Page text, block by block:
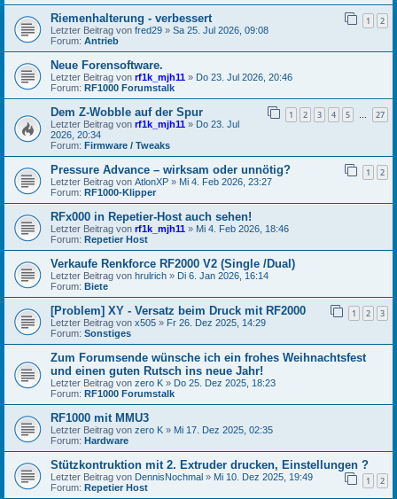
Riemenhalterung - verbessert 1 2
Letzter Beitrag von fred29 » Sa 25. Jul 2026, 09:08
Forum: Antrieb
Neue Forensoftware.
Letzter Beitrag von rf1k_mjh11 » Do 23. Jul 2026, 20:46
Forum: RF1000 Forumstalk
Dem Z-Wobble auf der Spur 1 2 3 4 5 … 27
Letzter Beitrag von rf1k_mjh11 » Do 23. Jul
2026, 20:34
Forum: Firmware / Tweaks
Pressure Advance – wirksam oder unnötig? 1 2
Letzter Beitrag von AtlonXP » Mi 4. Feb 2026, 23:27
Forum: RF1000-Klipper
RFx000 in Repetier-Host auch sehen!
Letzter Beitrag von rf1k_mjh11 » Mi 4. Feb 2026, 18:46
Forum: Repetier Host
Verkaufe Renkforce RF2000 V2 (Single /Dual)
Letzter Beitrag von hrulrich » Di 6. Jan 2026, 16:14
Forum: Biete
[Problem] XY - Versatz beim Druck mit RF2000 1 2 3
Letzter Beitrag von x505 » Fr 26. Dez 2025, 14:29
Forum: Sonstiges
Zum Forumsende wünsche ich ein frohes Weihnachtsfest
und einen guten Rutsch ins neue Jahr!
Letzter Beitrag von zero K » Do 25. Dez 2025, 18:23
Forum: RF1000 Forumstalk
RF1000 mit MMU3
Letzter Beitrag von zero K » Mi 17. Dez 2025, 02:35
Forum: Hardware
Stützkontruktion mit 2. Extruder drucken, Einstellungen ?
1 2
Letzter Beitrag von DennisNochmal » Mi 10. Dez 2025, 19:49
Forum: Repetier Host